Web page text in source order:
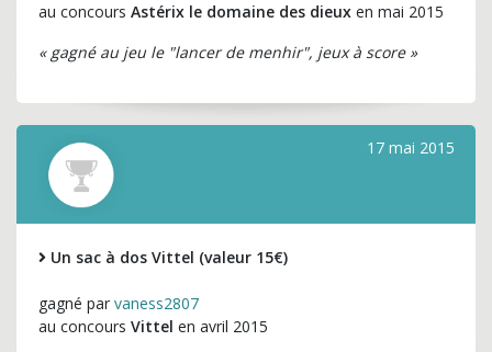
au concours Astérix le domaine des dieux en mai 2015
« gagné au jeu le "lancer de menhir", jeux à score »
17 mai 2015
Un sac à dos Vittel (valeur 15€)
gagné par vaness2807
au concours Vittel en avril 2015